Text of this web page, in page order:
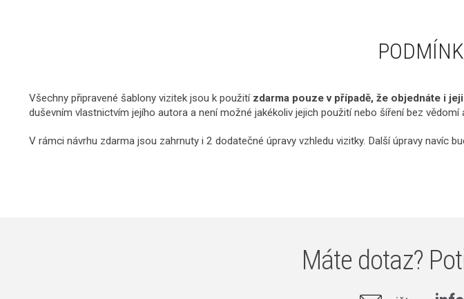
Všechny připravené šablony vizitek jsou k použití zdarma pouze v případě, že objednáte i
duševním vlastnictvím jejího autora a není možné jakékoliv jejich použití nebo šíření bez vědomí
V rámci návrhu zdarma jsou zahrnuty i 2 dodatečné úpravy vzhledu vizitky. Další úpravy navíc
Máte dotaz?